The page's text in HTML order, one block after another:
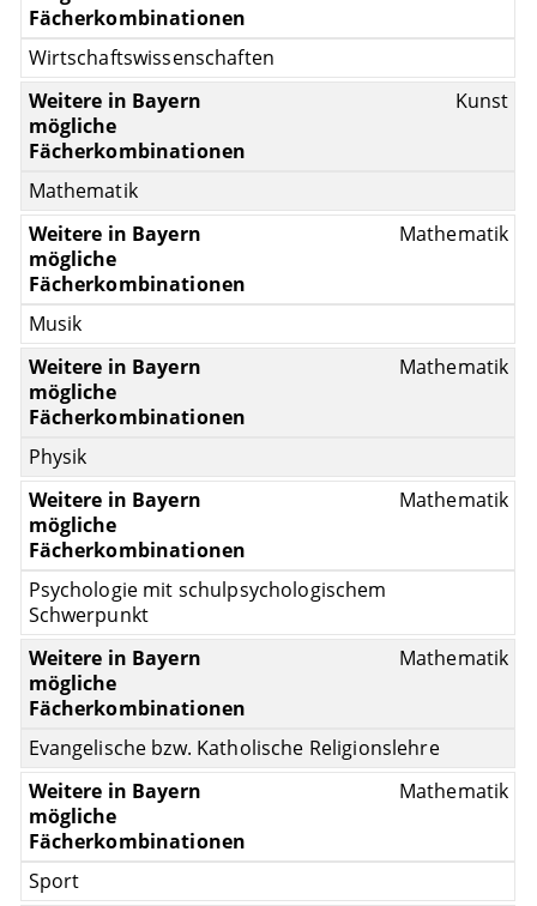
Wirtschaftswissenschaften
Kunst
Mathematik
Mathematik
Musik
Mathematik
Physik
Mathematik
Psychologie mit schulpsychologischem
Schwerpunkt
Mathematik
Evangelische bzw. Katholische Religionslehre
Mathematik
Sport